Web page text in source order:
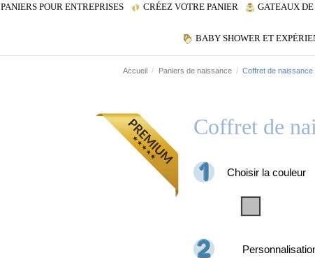
PANIERS POUR ENTREPRISES CRÉEZ VOTRE PANIER GATEAUX DE
BABY SHOWER ET
Accueil Paniers de naissance Coffret de
Coffret de
Choisir la couleur